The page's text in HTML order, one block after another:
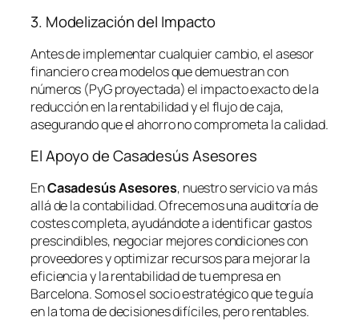
3. Modelización del Impacto
Antes de implementar cualquier cambio, el asesor
financiero crea modelos que demuestran con
números (PyG proyectada) el impacto exacto de la
reducción en la rentabilidad y el flujo de caja,
asegurando que el ahorro no comprometa la calidad.
El Apoyo de Casadesús Asesores
EnCasadesús Asesores, nuestro servicio va más
allá de la contabilidad. Ofrecemos una auditoría de
costes completa, ayudándote a identificar gastos
prescindibles, negociar mejores condiciones con
proveedores y optimizar recursos para mejorar la
eficiencia y la rentabilidad de tu empresa en
Barcelona. Somos el socio estratégico que te guía
en la toma de decisiones difíciles, pero rentables.